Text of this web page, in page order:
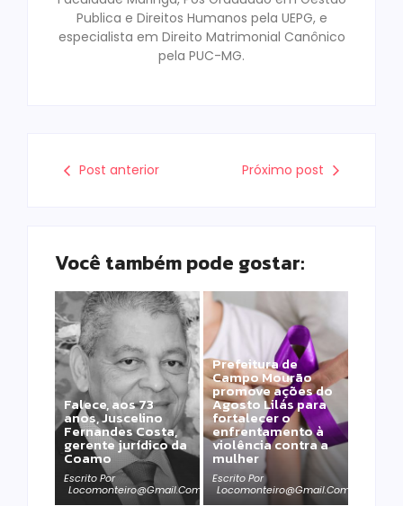
Publica e Direitos Humanos pela UEPG, e
especialista em Direito Matrimonial Canônico
pela PUC-MG.
Post anterior Próximo post
Você também pode gostar:
Falece, aos 73
anos, Juscelino
Fernandes Costa,
gerente jurídico da
Coamo
Escrito Por
Locomonteiro@gmail.com
Prefeitura de
Campo Mourão
promove ações do
Agosto Lilás para
fortalecer o
enfrentamento à
violência contra a
mulher
Escrito Por
Locomonteiro@gmail.com